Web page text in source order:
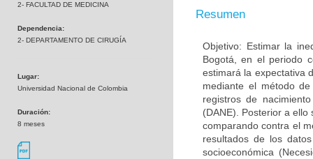
2- FACULTAD DE MEDICINA
Dependencia:
2- DEPARTAMENTO DE CIRUGÍA
Lugar:
Universidad Nacional de Colombia
Duración:
8 meses
Resumen
Objetivo: Estimar la
Bogotá, en el periodo
estimará la expectativa
mediante el método
registros de
(DANE). Posterior a
comparando contra el
resultados de los
socioeconómica